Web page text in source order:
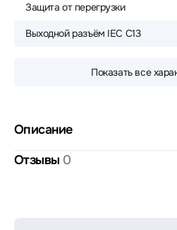
Защита от перегрузки
Выходной разъём IEC C13
Показать все
Описание
Отзывы 0